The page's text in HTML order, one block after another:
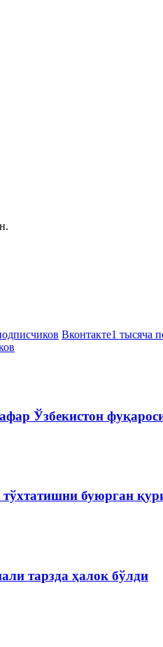
Вконтакте1 тысяча
Ўзбекистон
буюрган
тарзда ҳалок бўлди